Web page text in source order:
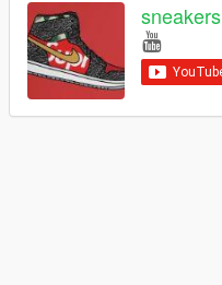
sneakers